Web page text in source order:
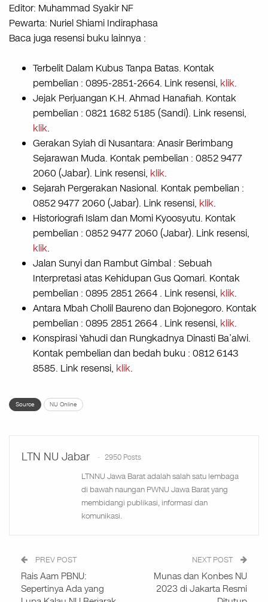
Editor: Muhammad Syakir NF
Pewarta: Nuriel Shiami Indiraphasa
Baca juga resensi buku lainnya :
Terbelit Dalam Kubus Tanpa Batas. Kontak
pembelian : 0895-2851-2664. Link resensi, klik.
Jejak Perjuangan K.H. Ahmad Hanafiah. Kontak
pembelian : 0821 1682 5185 (Sandi). Link resensi,
klik.
Gerakan Syiah di Nusantara: Anasir Berimbang
Sejarawan Muda. Kontak pembelian : 0852 9477
2060 (Jabar). Link resensi, klik.
Sejarah Pergerakan Nasional. Kontak pembelian :
0852 9477 2060 (Jabar). Link resensi, klik.
Historiografi Islam dan Momi Kyoosyutu. Kontak
pembelian : 0852 9477 2060 (Jabar). Link resensi,
klik.
Jalan Sunyi dan Rambut Gimbal : Sebuah
Interpretasi atas Kehidupan Gus Qomari. Kontak
pembelian : 0895 2851 2664 . Link resensi, klik.
Antara Mbah Cholil Baureno dan Bojonegoro. Kontak
pembelian : 0895 2851 2664 . Link resensi, klik.
Konspirasi Yahudi dan Rungkadnya Dinasti Ba’alwi.
Kontak pembelian dan bedah buku : 0812 6143
8585. Link resensi, klik.
Source NU Online
LTN NU Jabar 2950 Posts
LTNNU Jawa Barat adalah salah satu lembaga
di bawah naungan PWNU Jawa Barat yang
membidangi publikasi, informasi dan
komunikasi.
PREV POST
Rais Aam PBNU:
Sepertinya Ada yang
NEXT POST
Munas dan Konbes NU
2023 di Jakarta Resmi